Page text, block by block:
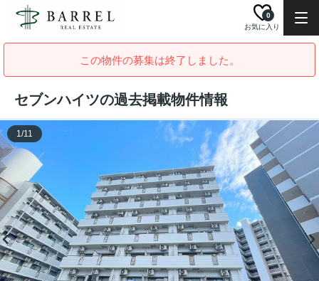
お気に入り
0
この物件の募集は終了しました。
セブンハイツの過去掲載物件情報
1/11